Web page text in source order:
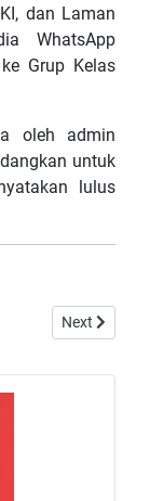
dan Laman
WhatsApp
Grup Kelas
oleh admin
untuk
lulus
Pulang Juara 1
Next article:
Next